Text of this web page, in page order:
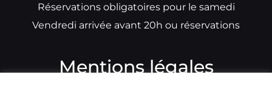
Réservations obligatoires pour le samedi
Vendredi arrivée avant 20h ou réservations
Mentions légales